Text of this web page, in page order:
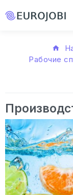
Рабочие